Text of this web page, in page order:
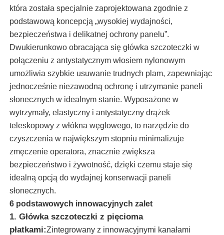
Dom
Produkty
Filmy
O nas
Wycieczka po fabryce
Kontrola jakości
Skontaktuj się z nami
która została specjalnie zaprojektowana zgodnie z
podstawową koncepcją „wysokiej wydajności,
bezpieczeństwa i delikatnej ochrony panelu”.
Dwukierunkowo obracająca się główka szczoteczki w
połączeniu z antystatycznym włosiem nylonowym
umożliwia szybkie usuwanie trudnych plam, zapewniając
jednocześnie niezawodną ochronę i utrzymanie paneli
słonecznych w idealnym stanie. Wyposażone w
wytrzymały, elastyczny i antystatyczny drążek
teleskopowy z włókna węglowego, to narzędzie do
czyszczenia w największym stopniu minimalizuje
zmęczenie operatora, znacznie zwiększa
bezpieczeństwo i żywotność, dzięki czemu staje się
idealną opcją do wydajnej konserwacji paneli
słonecznych.
6 podstawowych innowacyjnych zalet
1. Główka szczoteczki z pięcioma
płatkami:Zintegrowany z innowacyjnymi kanałami